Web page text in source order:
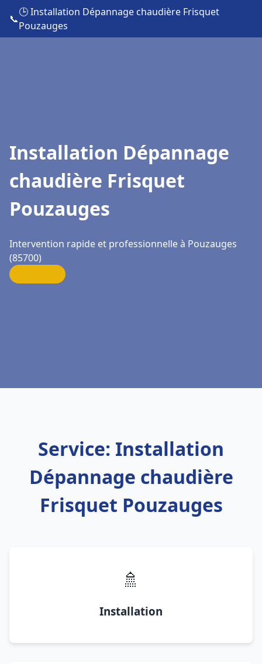
📞
🕒 Installation Dépannage chaudière Frisquet
Pouzauges
Installation Dépannage
chaudière Frisquet
Pouzauges
Intervention rapide et professionnelle à Pouzauges
(85700)
Service: Installation
Dépannage chaudière
Frisquet Pouzauges
🚿
Installation